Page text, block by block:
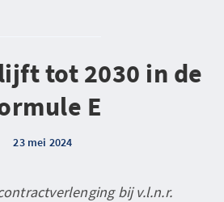
tot 2030 in de
E
23 mei 2024
bij v.l.n.r.